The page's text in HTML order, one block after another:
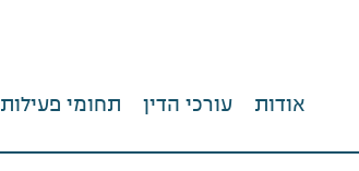
אודות עורכי הדין תחומי פעילות